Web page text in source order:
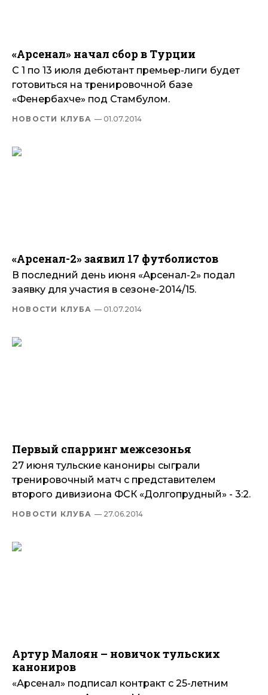
«Арсенал» начал сбор в Турции
С 1 по 13 июля дебютант премьер-лиги будет
готовиться на тренировочной базе
«Фенербахче» под Стамбулом.
НОВОСТИ КЛУБА — 01.07.2014
«Арсенал-2» заявил 17 футболистов
В последний день июня «Арсенал-2» подал
заявку для участия в сезоне-2014/15.
НОВОСТИ КЛУБА — 01.07.2014
Первый спарринг межсезонья
27 июня тульские канониры сыграли
тренировочный матч с представителем
второго дивизиона ФСК «Долгопрудный» - 3:2.
НОВОСТИ КЛУБА — 27.06.2014
Артур Малоян – новичок тульских
канониров
«Арсенал» подписал контракт с 25-летним